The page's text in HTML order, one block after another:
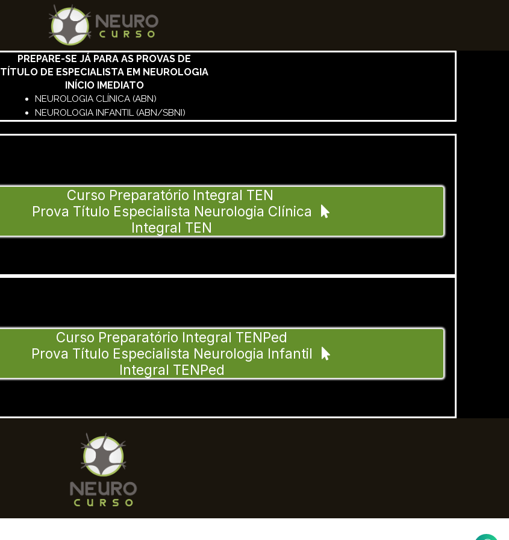
PREPARE-SE JÁ PARA AS PROVAS DE
TÍTULO DE ESPECIALISTA EM NEUROLOGIA
INÍCIO IMEDIATO
NEUROLOGIA CLÍNICA (ABN)
NEUROLOGIA INFANTIL (ABN/SBNI)
Curso Preparatório Integral TEN
Prova Título Especialista Neurologia Clínica
Integral TEN
Curso Preparatório Integral TENPed
Prova Título Especialista Neurologia Infantil
Integral TENPed